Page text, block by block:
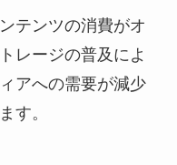
どこで売ってる？もう
の？リゲイントリプル
ォースってなに？
リーナーはどこで買え
見つけたい方必見！
テンツの消費がオ
レージの普及によ
アへの需要が減少
す。